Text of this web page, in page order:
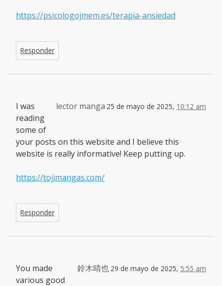
https://psicologojmem.es/terapia-ansiedad
Responder
lector manga 25 de mayo de 2025, 10:12 am
I was
reading
some of
your posts on this website and I believe this
website is really informative! Keep putting up.
https://tojimangas.com/
Responder
鈴木晴也 29 de mayo de 2025, 5:55 am
You made
various good